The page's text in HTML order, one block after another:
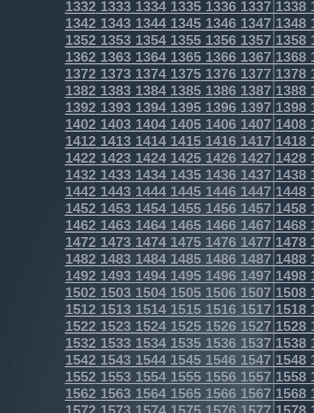
1332133313341335133613371338
1342134313441345134613471348
1352135313541355135613571358
1362136313641365136613671368
1372137313741375137613771378
1382138313841385138613871388
1392139313941395139613971398
1402140314041405140614071408
1412141314141415141614171418
1422142314241425142614271428
1432143314341435143614371438
1442144314441445144614471448
1452145314541455145614571458
1462146314641465146614671468
1472147314741475147614771478
1482148314841485148614871488
1492149314941495149614971498
1502150315041505150615071508
1512151315141515151615171518
1522152315241525152615271528
1532153315341535153615371538
1542154315441545154615471548
1552155315541555155615571558
1562156315641565156615671568